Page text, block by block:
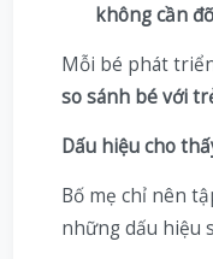
không cần đỡ
Mỗi bé phát
so sánh bé với
Dấu hiệu cho
Bố mẹ chỉ nên
những dấu hiệu